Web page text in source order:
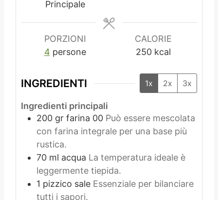
i
Principale
PORZIONI
4 persone
CALORIE
250 kcal
INGREDIENTI 1x 2x 3x
Ingredienti principali
200 gr farina 00 Può essere mescolata
con farina integrale per una base più
rustica.
70 ml acqua La temperatura ideale è
leggermente tiepida.
1 pizzico sale Essenziale per bilanciare
tutti i sapori.